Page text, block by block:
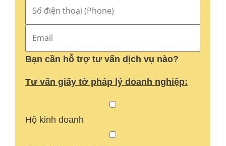
Bạn cần hỗ trợ tư vấn dịch vụ nào?
Tư vấn giấy tờ pháp lý doanh nghiệp:
Hộ kinh doanh